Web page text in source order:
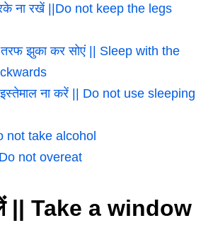
ना रखें ||Do not keep the legs
तरफ झुका कर सोएं || Sleep with the
इस्तेमाल ना करें || Do not use sleeping
not take alcohol
Do not overeat
लें || Take a window